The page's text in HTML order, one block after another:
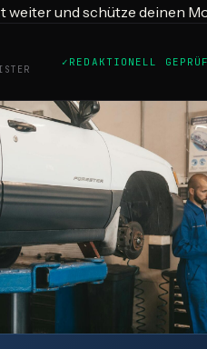
weiter und schütze deinen
REDAKTIONELL